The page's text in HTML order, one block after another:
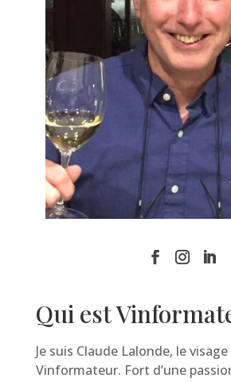
Qui est
Je suis Claude Lalonde, le
Vinformateur. Fort d’une